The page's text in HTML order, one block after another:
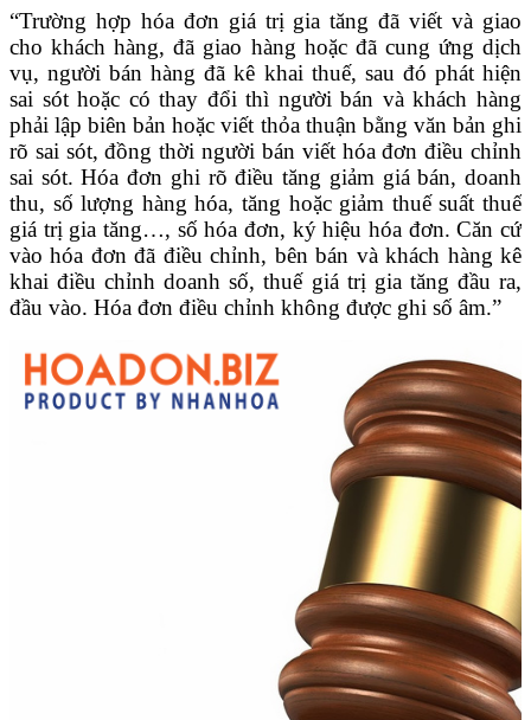
“Trường hợp hóa đơn giá trị gia tăng đã viết và giao
cho khách hàng, đã giao hàng hoặc đã cung ứng dịch
vụ, người bán hàng đã kê khai thuế, sau đó phát hiện
sai sót hoặc có thay đổi thì người bán và khách hàng
phải lập biên bản hoặc viết thỏa thuận bằng văn bản ghi
rõ sai sót, đồng thời người bán viết hóa đơn điều chỉnh
sai sót. Hóa đơn ghi rõ điều tăng giảm giá bán, doanh
thu, số lượng hàng hóa, tăng hoặc giảm thuế suất thuế
giá trị gia tăng…, số hóa đơn, ký hiệu hóa đơn. Căn cứ
vào hóa đơn đã điều chỉnh, bên bán và khách hàng kê
khai điều chỉnh doanh số, thuế giá trị gia tăng đầu ra,
đầu vào. Hóa đơn điều chỉnh không được ghi số âm.”